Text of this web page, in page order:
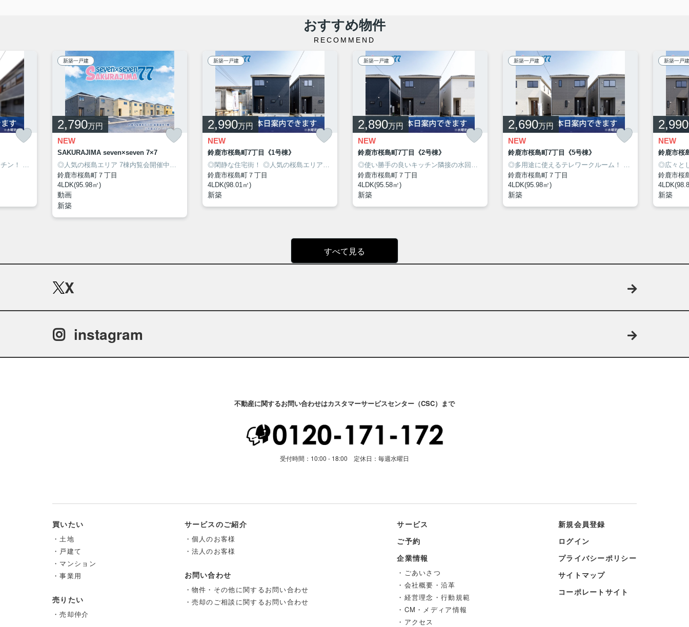
おすすめ物件
RECOMMEND
◎安心の長期優良住宅！
ン！ ◎安心の長期優良住宅！
新築一戸建
2,790万円
NEW
SAKURAJIMA seven×seven 7×7
◎人気の桜島エリア 7棟内覧会開催中！ ◎安心の長期優良住宅！◎駐車スペース2台可能！
鈴鹿市桜島町７丁目
4LDK(95.98㎡)
動画
新築
新築一戸建
2,990万円
NEW
鈴鹿市桜島町7丁目《1号棟》
◎閑静な住宅街！
◎人気の桜島エリアに新築建売住宅7棟が同時販売開始！
◎安心の長期優良住宅！
鈴鹿市桜島町７丁目
4LDK(98.01㎡)
新築
新築一戸建
2,890万円
NEW
鈴鹿市桜島町7丁目《2号棟》
◎使い勝手の良いキッチン隣接の水回り！
◎人気の桜島エリアに新築建売住宅7棟が同時販売開始！
◎安心の
鈴鹿市桜島町７丁目
4LDK(95.58㎡)
新築
新築一戸建
2,690万円
NEW
鈴鹿市桜島町7丁目《5号棟》
◎多用途に使えるテレワークルーム！
鈴鹿市桜島町７丁目
4LDK(95.98㎡)
新築
新築一戸建
2,990
NEW
鈴鹿市桜
◎広々と
鈴鹿市桜
新築
すべて見る
X
instagram
不動産に関するお問い合わせはカスタマーサービスセンター（CSC）まで
受付時間：10:00 - 18:00 定休日：毎週水曜日
買いたい
・土地
・戸建て
・マンション
・事業用
売りたい
・売却仲介
サービスのご紹介
・個人のお客様
・法人のお客様
お問い合わせ
・物件・その他に関するお問い合わせ
・売却のご相談に関するお問い合わせ
サービス
ご予約
企業情報
・ごあいさつ
・会社概要・沿革
・経営理念・行動規範
・CM・メディア情報
・アクセス
新規会員登録
ログイン
プライバシーポリシー
サイトマップ
コーポレートサイト